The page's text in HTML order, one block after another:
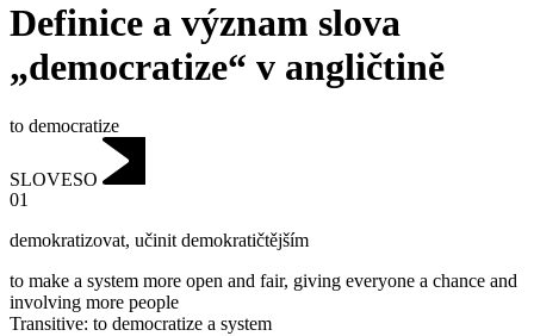
Definice a význam slova
„democratize“ v angličtině
to democratize
SLOVESO
01
demokratizovat, učinit demokratičtějším
to make a system more open and fair, giving everyone a chance and
involving more people
Transitive: to democratize a system